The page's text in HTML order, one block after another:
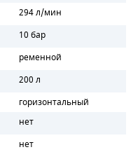
294 л/мин
10 бар
ременной
200 л
горизонтальный
нет
нет